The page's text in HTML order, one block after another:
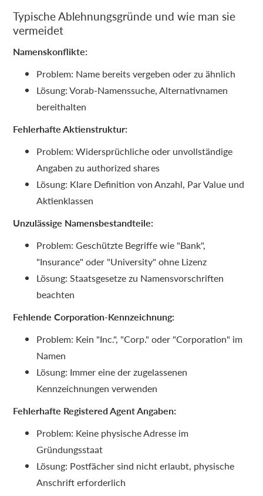
Typische Ablehnungsgründe und wie man sie
vermeidet
Namenskonflikte:
Problem: Name bereits vergeben oder zu ähnlich
Lösung: Vorab-Namenssuche, Alternativnamen
bereithalten
Fehlerhafte Aktienstruktur:
Problem: Widersprüchliche oder unvollständige
Angaben zu authorized shares
Lösung: Klare Definition von Anzahl, Par Value und
Aktienklassen
Unzulässige Namensbestandteile:
Problem: Geschützte Begriffe wie "Bank",
"Insurance" oder "University" ohne Lizenz
Lösung: Staatsgesetze zu Namensvorschriften
beachten
Fehlende Corporation-Kennzeichnung:
Problem: Kein "Inc.", "Corp." oder "Corporation" im
Namen
Lösung: Immer eine der zugelassenen
Kennzeichnungen verwenden
Fehlerhafte Registered Agent Angaben:
Problem: Keine physische Adresse im
Gründungsstaat
Lösung: Postfächer sind nicht erlaubt, physische
Anschrift erforderlich